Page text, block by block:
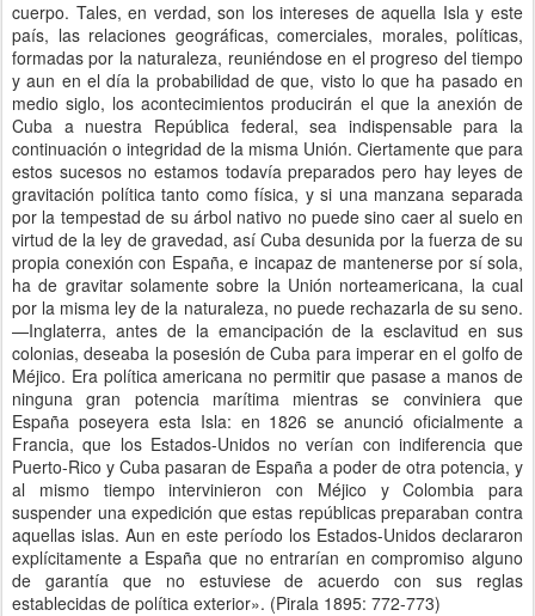
cuerpo. Tales, en verdad, son los intereses de aquella Isla y este
país, las relaciones geográficas, comerciales, morales, políticas,
formadas por la naturaleza, reuniéndose en el progreso del tiempo
y aun en el día la probabilidad de que, visto lo que ha pasado en
medio siglo, los acontecimientos producirán el que la anexión de
Cuba a nuestra República federal, sea indispensable para la
continuación o integridad de la misma Unión. Ciertamente que para
estos sucesos no estamos todavía preparados pero hay leyes de
gravitación política tanto como física, y si una manzana separada
por la tempestad de su árbol nativo no puede sino caer al suelo en
virtud de la ley de gravedad, así Cuba desunida por la fuerza de su
propia conexión con España, e incapaz de mantenerse por sí sola,
ha de gravitar solamente sobre la Unión norteamericana, la cual
por la misma ley de la naturaleza, no puede rechazarla de su seno.
—Inglaterra, antes de la emancipación de la esclavitud en sus
colonias, deseaba la posesión de Cuba para imperar en el golfo de
Méjico. Era política americana no permitir que pasase a manos de
ninguna gran potencia marítima mientras se conviniera que
España poseyera esta Isla: en 1826 se anunció oficialmente a
Francia, que los Estados-Unidos no verían con indiferencia que
Puerto-Rico y Cuba pasaran de España a poder de otra potencia, y
al mismo tiempo intervinieron con Méjico y Colombia para
suspender una expedición que estas repúblicas preparaban contra
aquellas islas. Aun en este período los Estados-Unidos declararon
explícitamente a España que no entrarían en compromiso alguno
de garantía que no estuviese de acuerdo con sus reglas
establecidas de política exterior». (Pirala 1895: 772-773)